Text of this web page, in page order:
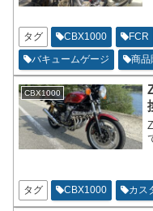
タグ CBX1000 FCR
バキュームゲージ
商品
CBX1000
タグ CBX1000 カス